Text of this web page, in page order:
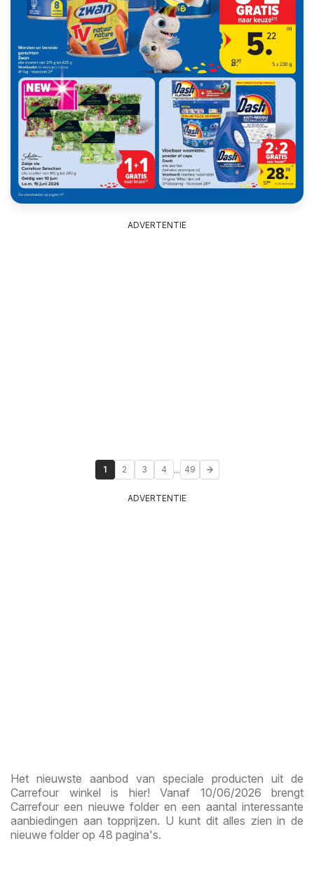
ADVERTENTIE
1 2 3 4 ... 49
ADVERTENTIE
Het nieuwste aanbod van speciale producten uit de
Carrefour winkel is hier! Vanaf 10/06/2026 brengt
Carrefour een nieuwe folder en een aantal interessante
aanbiedingen aan topprijzen. U kunt dit alles zien in de
nieuwe folder op 48 pagina's.